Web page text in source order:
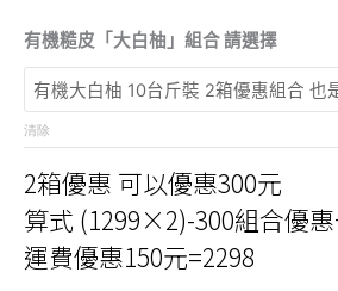
有機糙皮「大白柚」組合 請選擇
清除
2箱優惠 可以優惠300元
算式 (1299×2)-300組合優
運費優惠150元=2298